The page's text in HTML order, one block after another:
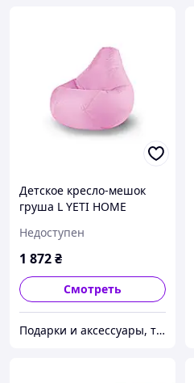
Детское кресло-мешок
груша L YETI HOME
Недоступен
1 872₴
Смотреть
Подарки и аксессуары, товары для Вашего имиджа и комфорта.